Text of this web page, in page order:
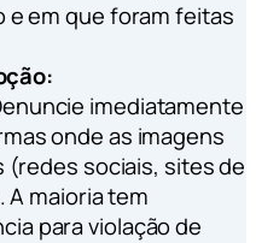
e em que foram feitas
imediatamente
onde as imagens
(redes sociais, sites de
maioria tem
para violação de